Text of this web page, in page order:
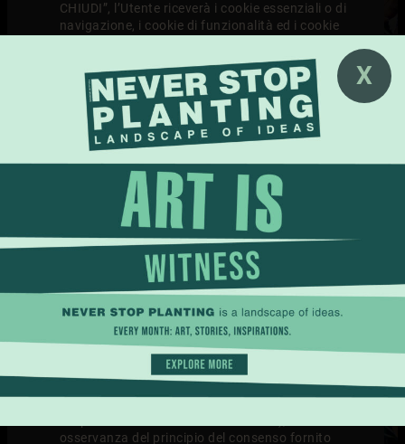
CHIUDI”, l’Utente riceverà i cookie essenziali o di
navigazione, i cookie di funzionalità ed i cookie
Utenti che su questo Sito Google Analytics viene
utilizzato in modalità anonimizzata e pertanto al
Titolare non verrà inviato nessun dato personale
dell’Utente da parte di Google, Inc.
Il sito web funzionerà correttamente, ed inoltre,
l’Utente sarà in grado di utilizzare tutti i Servizi
offerti dal Sito.
cliccando sull’icona “pubblicità” e confermando le
preferenze cliccando sul pulsante in blu “SALVA E
CHIUDI”, l’Utente riceverà i cookie essenziali o di
navigazione, i cookie di funzionalità, i cookie
analitici di Google Analytics, nonché i cookie
pubblicitari. Questi ultimi sono dei cookie di
profilazione (comprensivi dei codici di
tracciamento di Facebook , ovvero di Google
Adwords, nell’ipotesi in cui l’Utente sia giunto sul
Sito attraverso una landing page – c.d. Falg
Marketing-), ed ai sensi della normativa in vigore
non verranno forniti agli Utenti che non
spunteranno la relativa flag (cliccando sull’icona
osservanza del principio del consenso fornito
X